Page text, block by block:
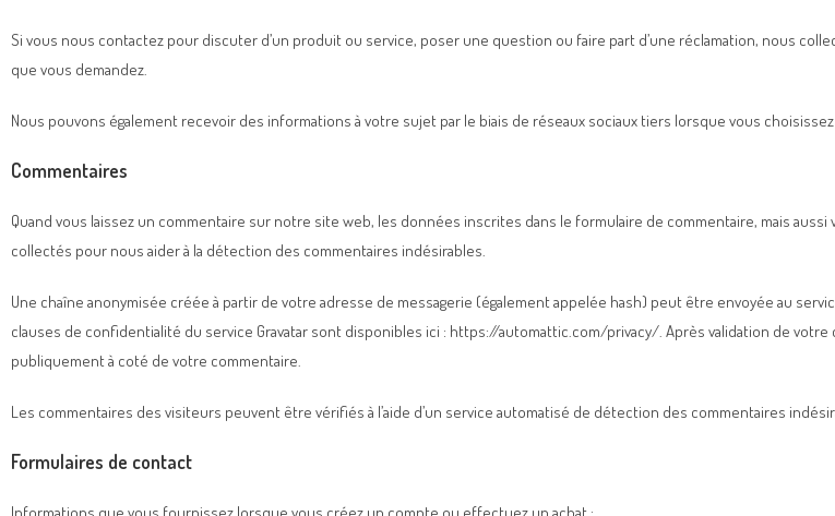
Si vous nous contactez pour discuter d’un produit ou service, poser une question ou faire part d’une réclamation, nous
que vous demandez.
Nous pouvons également recevoir des informations à votre sujet par le biais de réseaux sociaux tiers lorsque vous
Commentaires
Quand vous laissez un commentaire sur notre site web, les données inscrites dans le formulaire de commentaire, mais
collectés pour nous aider à la détection des commentaires indésirables.
Une chaîne anonymisée créée à partir de votre adresse de messagerie (également appelée hash) peut être envoyée au
clauses de confidentialité du service Gravatar sont disponibles ici : https://automattic.com/privacy/. Après validation de
publiquement à coté de votre commentaire.
Les commentaires des visiteurs peuvent être vérifiés à l’aide d’un service automatisé de détection des commentaires
Formulaires de contact